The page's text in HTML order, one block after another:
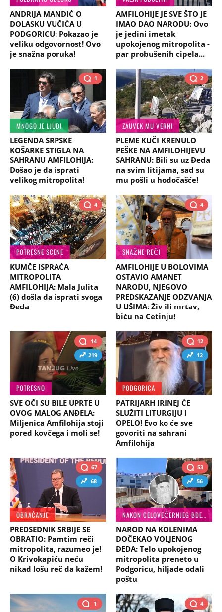
ANDRIJA MANDIĆ O
DOLASKU VUČIĆA U
PODGORICU: Pokazao je
veliku odgovornost! Ovo
je snažna poruka!
AMFILOHIJE JE SVE ŠTO JE
IMAO DAO NARODU: Ovo
je jedini imetak
upokojenog mitropolita -
par probušenih cipela...
1
MNOGO JE LJUDI
LEGENDA SRPSKE
KOŠARKE STIGLA NA
SAHRANU AMFILOHIJA:
Došao je da isprati
velikog mitropolita!
2
ZAUVEK MU VERNI
PLEME KUČI KRENULO
PEŠKE NA AMFILOHIJEVU
SAHRANU: Bili su uz Đeda
na svim litijama, sad su
mu pošli u hodočašće!
4
POTRESNE SCENE
KUMČE ISPRAĆA
MITROPOLITA
AMFILOHIJA: Mala Julita
(6) došla da isprati svoga
Đeda
4
SNAŽNE REČI
AMFILOHIJE U BOLOVIMA
OSTAVIO AMANET
NARODU, NJEGOVO
PREDSKAZANJE ODZVANJA
U UŠIMA: Živ ili mrtav,
biću na Cetinju!
14
219
POTRESNO
SVE OČI SU BILE UPRTE U
OVOG MALOG ANĐELA:
Miljenica Amfilohija stoji
pored kovčega i moli se!
12
12
PODGORICA
PATRIJARH IRINEJ ĆE
SLUŽITI LITURGIJU I
OPELO! Evo ko će sve
govoriti na sahrani
Amfilohija
67
68
OBRAĆANJE
PREDSEDNIK SRBIJE SE
OBRATIO: Pamtim reči
mitropolita, razumeo je!
O Krivokapiću neću
nikad lošu reč da kažem!
53
56
NAKON CELOVEČERNJEG BDENJA
NAROD NA KOLENIMA
DOČEKAO VOLJENOG
ĐEDA: Telo upokojenog
mitropolita preneto u
Podgoricu, hiljade odali
poštu
1 4